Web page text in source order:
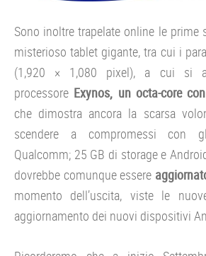
Sono inoltre trapelate online le prime
misterioso tablet gigante, tra cui i
(1,920 × 1,080 pixel), a cui si
processore Exynos, un octa-core
che dimostra ancora la scarsa
scendere a compromessi con
Qualcomm; 25 GB di storage e
dovrebbe comunque essere
momento dell’uscita, viste le
aggiornamento dei nuovi dispositivi